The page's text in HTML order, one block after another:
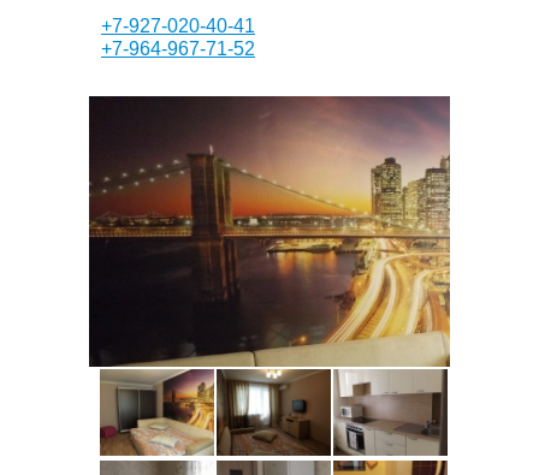
+7-927-020-40-41
+7-964-967-71-52